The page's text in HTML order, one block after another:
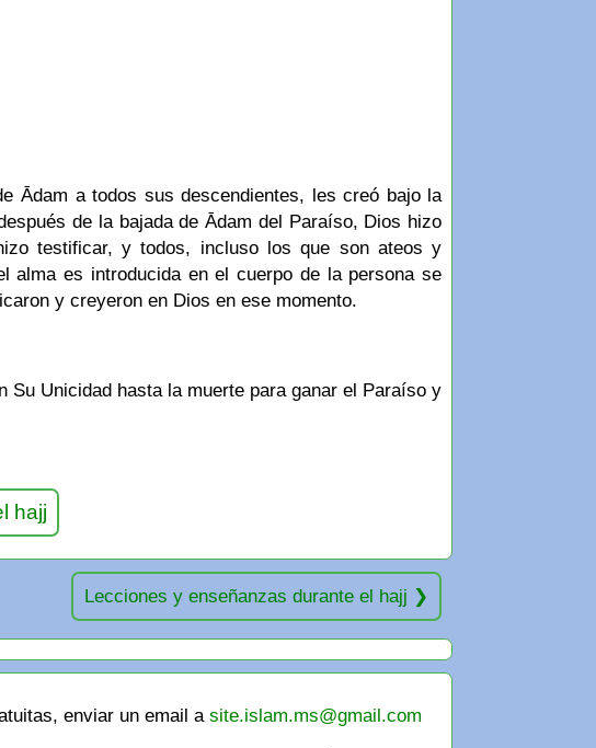
Ādam a todos sus descendientes, les creó bajo la
de la bajada de Ādam del Paraíso, Dios hizo
testificar, y todos, incluso los que son ateos y
alma es introducida en el cuerpo de la persona se
y creyeron en Dios en ese momento.
Unicidad hasta la muerte para ganar el Paraíso y
hajj
Lecciones y enseñanzas durante el hajj
enviar un email asite.islam.ms@gmail.com